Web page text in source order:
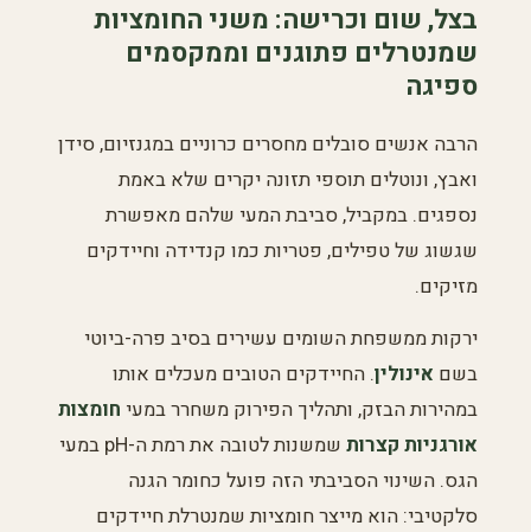
בצל, שום וכרישה: משני החומציות
שמנטרלים פתוגנים וממקסמים
ספיגה
הרבה אנשים סובלים מחסרים כרוניים במגנזיום, סידן
ואבץ, ונוטלים תוספי תזונה יקרים שלא באמת
נספגים. במקביל, סביבת המעי שלהם מאפשרת
שגשוג של טפילים, פטריות כמו קנדידה וחיידקים
מזיקים.
ירקות ממשפחת השומים עשירים בסיב פרה-ביוטי
בשם אינולין. החיידקים הטובים מעכלים אותו
במהירות הבזק, ותהליך הפירוק משחרר במעי חומצות
אורגניות קצרות
שמשנות לטובה את רמת ה-pH במעי
הגס. השינוי הסביבתי הזה פועל כחומר הגנה
סלקטיבי: הוא מייצר חומציות שמנטרלת חיידקים